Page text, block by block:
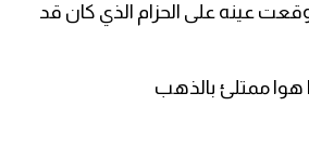
وقعت عينه على الحزام الذي كان قد
هوا ممتلئ بالذهب